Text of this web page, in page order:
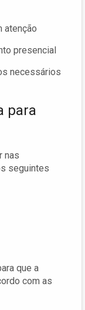
atenção
presencial
necessários
para
nas
seguintes
que a
com as